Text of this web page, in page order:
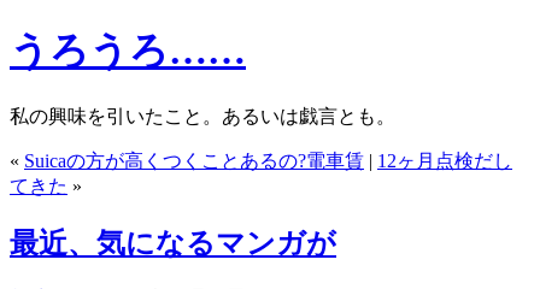
うろうろ……
私の興味を引いたこと。あるいは戯言とも。
« Suicaの方が高くつくことあるの?電車賃 | 12ヶ月点検だし
てきた »
最近、気になるマンガが